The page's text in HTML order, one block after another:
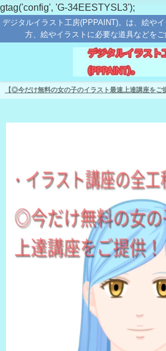
gtag('config', 'G-34EESTYSL3');
デジタルイラスト工房(PPPAINT)。は、絵や
方、絵やイラストに必要な道具などをご
【◎今だけ無料の女の子のイラスト最速上達講座をご